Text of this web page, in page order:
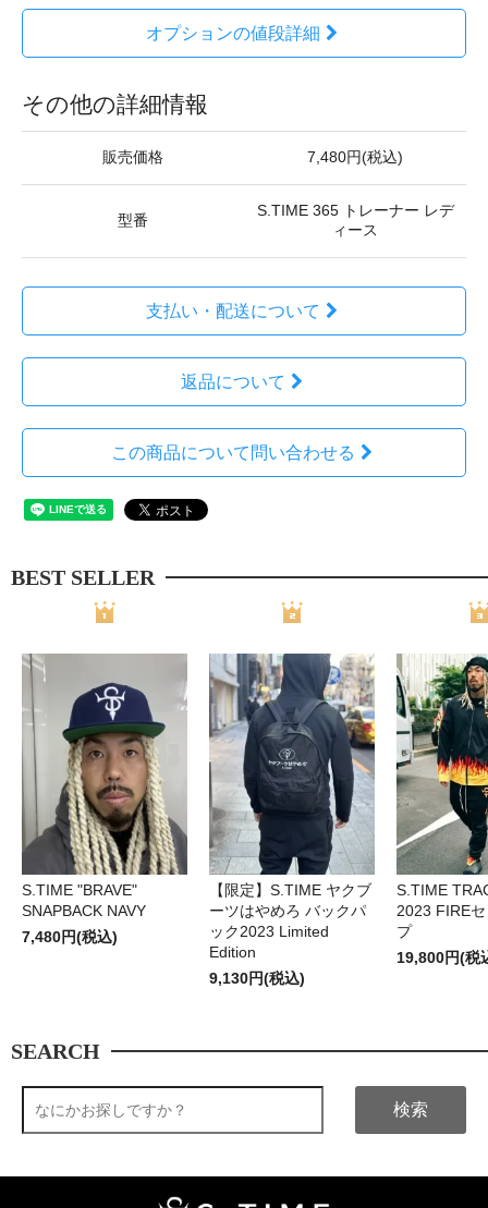
オプションの値段詳細
その他の詳細情報
販売価格 7,480円(税込)
型番
S.TIME 365 トレーナー レデ
ィース
支払い・配送について
返品について
この商品について問い合わせる
BEST SELLER
S.TIME "BRAVE"
SNAPBACK NAVY
7,480円(税込)
【限定】S.TIME ヤクブ
ーツはやめろ バックパ
ック2023 Limited
Edition
9,130円(税込)
S.TIME
2023 FIRE
プ
19,800円(税
SEARCH
検索